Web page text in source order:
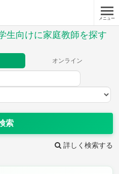
メニュー
生向けに家庭教師を探す
オンライン
索
詳しく検索する